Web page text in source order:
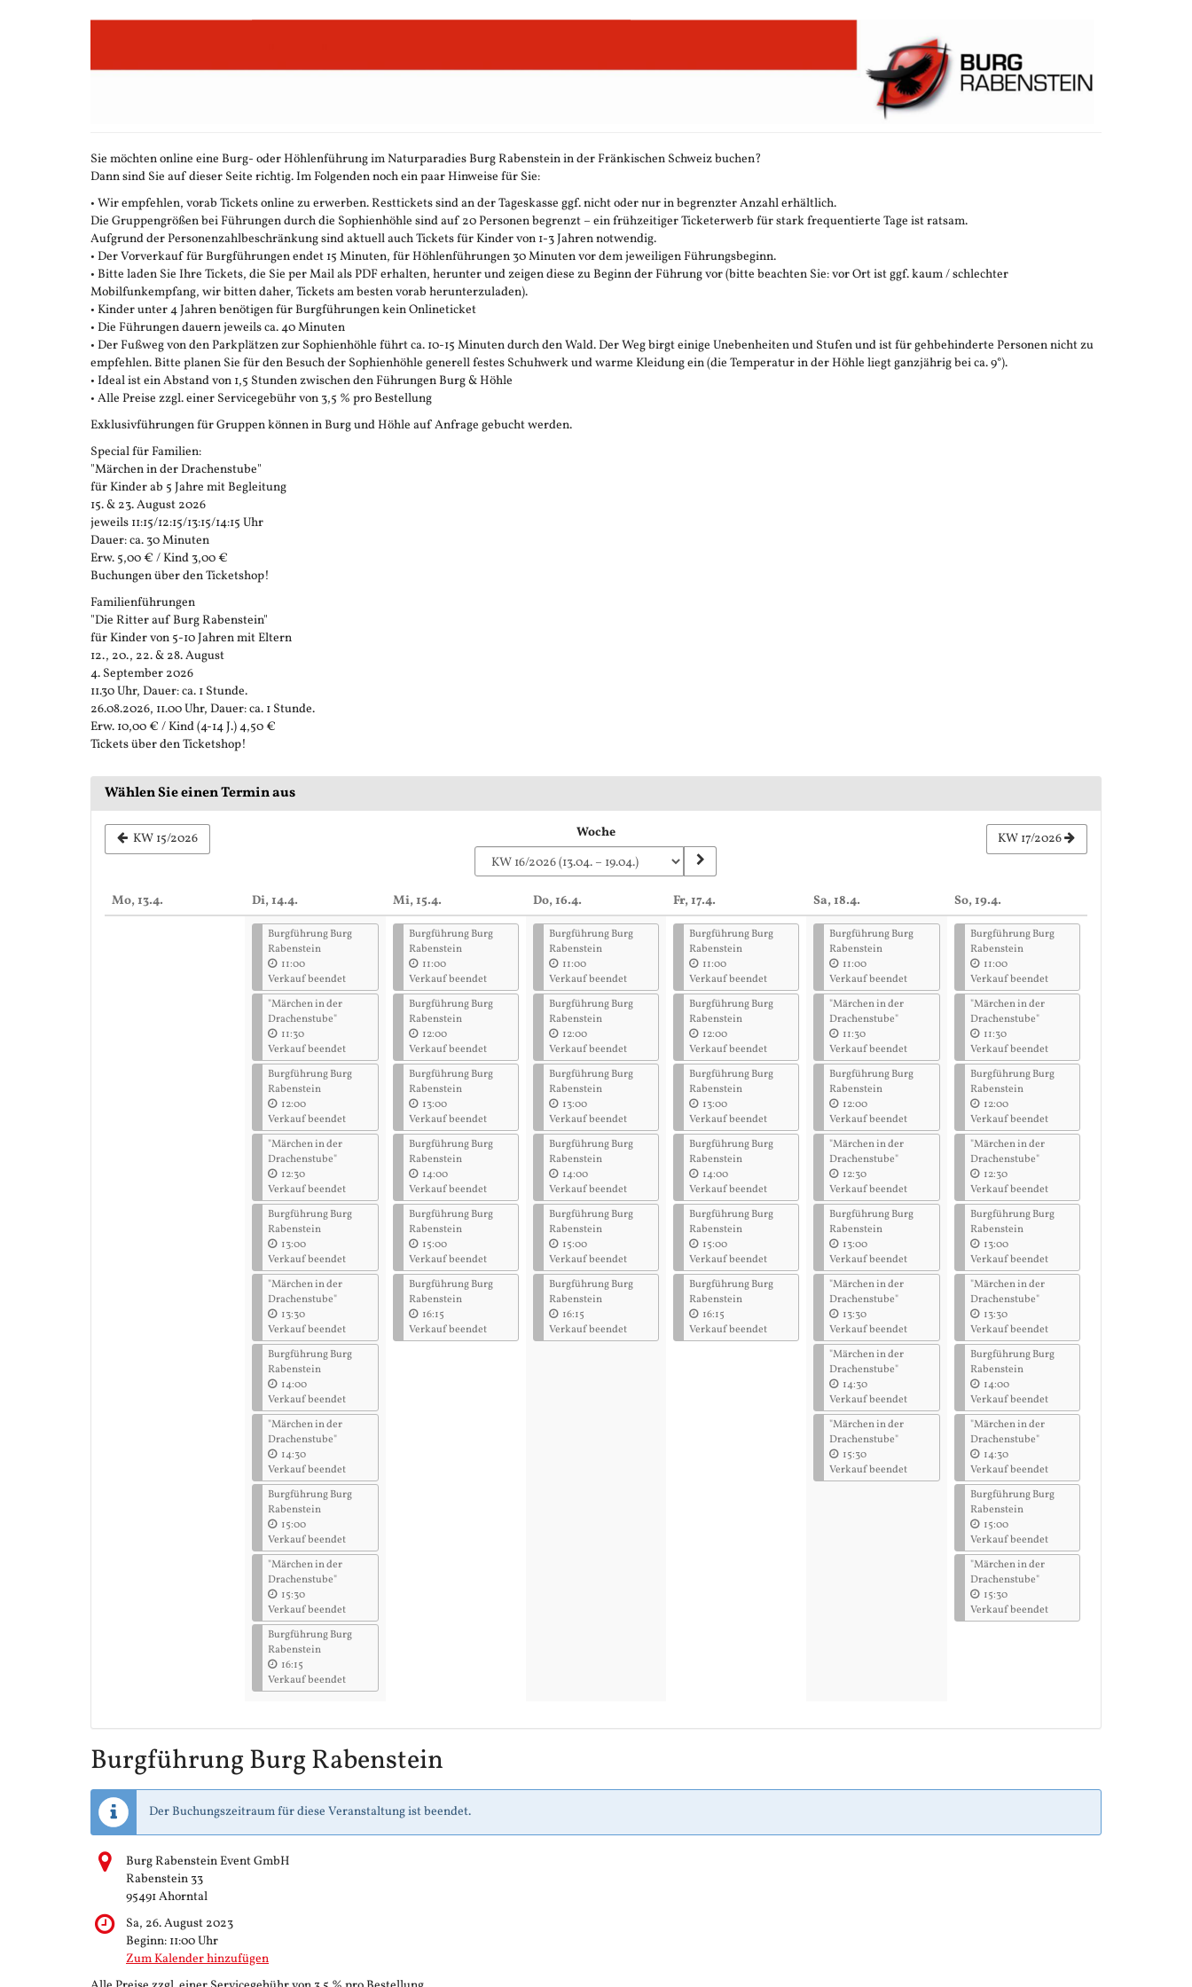
Sie möchten online eine Burg- oder Höhlenführung im Naturparadies Burg Rabenstein in der Fränkischen Schweiz buchen?
Dann sind Sie auf dieser Seite richtig. Im Folgenden noch ein paar Hinweise für Sie:
• Wir empfehlen, vorab Tickets online zu erwerben. Resttickets sind an der Tageskasse ggf. nicht oder nur in begrenzter Anzahl erhältlich.
Die Gruppengrößen bei Führungen durch die Sophienhöhle sind auf 20 Personen begrenzt – ein frühzeitiger Ticketerwerb für stark frequentierte Tage ist ratsam.
Aufgrund der Personenzahlbeschränkung sind aktuell auch Tickets für Kinder von 1-3 Jahren notwendig.
• Der Vorverkauf für Burgführungen endet 15 Minuten, für Höhlenführungen 30 Minuten vor dem jeweiligen Führungsbeginn.
• Bitte laden Sie Ihre Tickets, die Sie per Mail als PDF erhalten, herunter und zeigen diese zu Beginn der Führung vor (bitte beachten Sie: vor Ort ist ggf. kaum / schlechter
Mobilfunkempfang, wir bitten daher, Tickets am besten vorab herunterzuladen).
• Kinder unter 4 Jahren benötigen für Burgführungen kein Onlineticket
• Die Führungen dauern jeweils ca. 40 Minuten
• Der Fußweg von den Parkplätzen zur Sophienhöhle führt ca. 10-15 Minuten durch den Wald. Der Weg birgt einige Unebenheiten und Stufen und ist für gehbehinderte Personen nicht zu
empfehlen. Bitte planen Sie für den Besuch der Sophienhöhle generell festes Schuhwerk und warme Kleidung ein (die Temperatur in der Höhle liegt ganzjährig bei ca. 9°).
• Ideal ist ein Abstand von 1,5 Stunden zwischen den Führungen Burg & Höhle
• Alle Preise zzgl. einer Servicegebühr von 3,5 % pro Bestellung
Exklusivführungen für Gruppen können in Burg und Höhle auf Anfrage gebucht werden.
Special für Familien:
"Märchen in der Drachenstube"
für Kinder ab 5 Jahre mit Begleitung
15. & 23. August 2026
jeweils 11:15/12:15/13:15/14:15 Uhr
Dauer: ca. 30 Minuten
Erw. 5,00 € / Kind 3,00 €
Buchungen über den Ticketshop!
Familienführungen
"Die Ritter auf Burg Rabenstein"
für Kinder von 5-10 Jahren mit Eltern
12., 20., 22. & 28. August
4. September 2026
11.30 Uhr, Dauer: ca. 1 Stunde.
26.08.2026, 11.00 Uhr, Dauer: ca. 1 Stunde.
Erw. 10,00 € / Kind (4-14 J.) 4,50 €
Tickets über den Ticketshop!
Wählen Sie einen Termin aus
KW 15/2026
auswählen
Woche KW 17/2026
Mo, 13.4. Di, 14.4.
Burgführung Burg
Rabenstein
11:00
Verkauf beendet
"Märchen in der
Drachenstube"
11:30
Verkauf beendet
Burgführung Burg
Rabenstein
12:00
Verkauf beendet
"Märchen in der
Drachenstube"
12:30
Verkauf beendet
Burgführung Burg
Rabenstein
13:00
Verkauf beendet
"Märchen in der
Drachenstube"
13:30
Verkauf beendet
Burgführung Burg
Rabenstein
14:00
Verkauf beendet
"Märchen in der
Drachenstube"
14:30
Verkauf beendet
Burgführung Burg
Rabenstein
15:00
Verkauf beendet
"Märchen in der
Drachenstube"
15:30
Verkauf beendet
Burgführung Burg
Rabenstein
16:15
Verkauf beendet
Mi, 15.4.
Burgführung Burg
Rabenstein
11:00
Verkauf beendet
Burgführung Burg
Rabenstein
12:00
Verkauf beendet
Burgführung Burg
Rabenstein
13:00
Verkauf beendet
Burgführung Burg
Rabenstein
14:00
Verkauf beendet
Burgführung Burg
Rabenstein
15:00
Verkauf beendet
Burgführung Burg
Rabenstein
16:15
Verkauf beendet
Do, 16.4.
Burgführung Burg
Rabenstein
11:00
Verkauf beendet
Burgführung Burg
Rabenstein
12:00
Verkauf beendet
Burgführung Burg
Rabenstein
13:00
Verkauf beendet
Burgführung Burg
Rabenstein
14:00
Verkauf beendet
Burgführung Burg
Rabenstein
15:00
Verkauf beendet
Burgführung Burg
Rabenstein
16:15
Verkauf beendet
Fr, 17.4.
Burgführung Burg
Rabenstein
11:00
Verkauf beendet
Burgführung Burg
Rabenstein
12:00
Verkauf beendet
Burgführung Burg
Rabenstein
13:00
Verkauf beendet
Burgführung Burg
Rabenstein
14:00
Verkauf beendet
Burgführung Burg
Rabenstein
15:00
Verkauf beendet
Burgführung Burg
Rabenstein
16:15
Verkauf beendet
Sa, 18.4.
Burgführung Burg
Rabenstein
11:00
Verkauf beendet
"Märchen in der
Drachenstube"
11:30
Verkauf beendet
Burgführung Burg
Rabenstein
12:00
Verkauf beendet
"Märchen in der
Drachenstube"
12:30
Verkauf beendet
Burgführung Burg
Rabenstein
13:00
Verkauf beendet
"Märchen in der
Drachenstube"
13:30
Verkauf beendet
"Märchen in der
Drachenstube"
14:30
Verkauf beendet
"Märchen in der
Drachenstube"
15:30
Verkauf beendet
So, 19.4.
Burgführung Burg
Rabenstein
11:00
Verkauf beendet
"Märchen in der
Drachenstube"
11:30
Verkauf beendet
Burgführung Burg
Rabenstein
12:00
Verkauf beendet
"Märchen in der
Drachenstube"
12:30
Verkauf beendet
Burgführung Burg
Rabenstein
13:00
Verkauf beendet
"Märchen in der
Drachenstube"
13:30
Verkauf beendet
Burgführung Burg
Rabenstein
14:00
Verkauf beendet
"Märchen in der
Drachenstube"
14:30
Verkauf beendet
Burgführung Burg
Rabenstein
15:00
Verkauf beendet
"Märchen in der
Drachenstube"
15:30
Verkauf beendet
Burgführung Burg Rabenstein
Der Buchungszeitraum für diese Veranstaltung ist beendet.
Burg Rabenstein Event GmbH
Rabenstein 33
95491 Ahorntal
Sa, 26. August 2023
Beginn: 11:00Uhr
Zum Kalender hinzufügen